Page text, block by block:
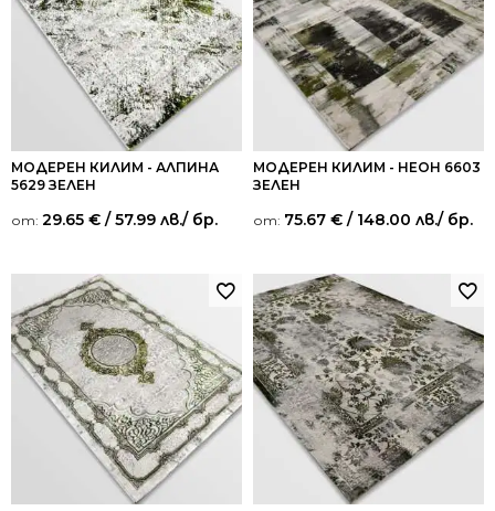
МОДЕРЕН КИЛИМ - АЛПИНА
5629 ЗЕЛЕН
от: 29.65 € / 57.99 лв./ бр.
МОДЕРЕН КИЛИМ - НЕОН 6603
ЗЕЛЕН
от: 75.67 € / 148.00 лв./ бр.